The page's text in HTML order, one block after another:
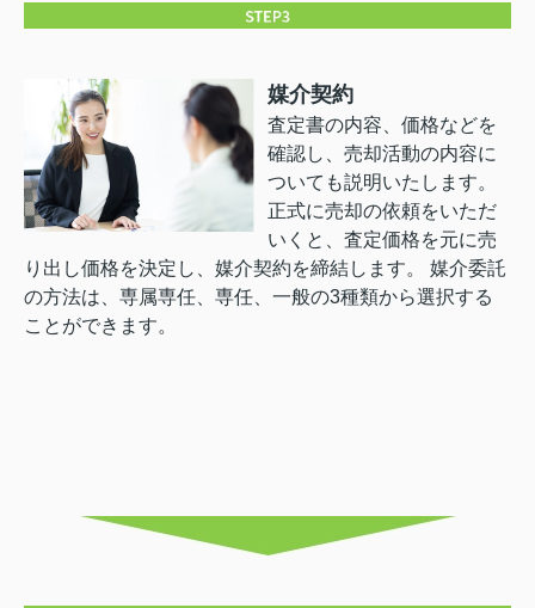
媒介契約
査定書の内容、価格などを
確認し、売却活動の内容に
ついても説明いたします。
正式に売却の依頼をいただ
いくと、査定価格を元に売
り出し価格を決定し、媒介契約を締結します。 媒介委託
の方法は、専属専任、専任、一般の3種類から選択する
ことができます。